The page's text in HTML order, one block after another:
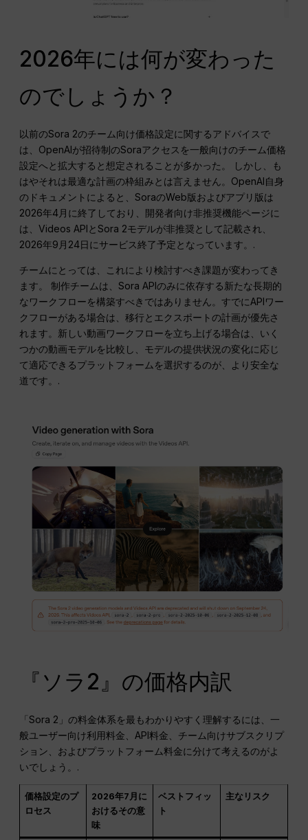
2026年には何が変わった
のでしょうか？
以前のSora 2のチーム向け価格設定に関するアドバイスで
は、OpenAIが招待制のSoraアクセスを一般向けのチーム価格
設定へと拡大すると想定されることが多かった。 しかし、も
はやそれは最適な計画の枠組みとは言えません。OpenAI自身
のドキュメントによると、SoraのWeb版およびアプリ版は
2026年4月に終了しており、開発者向け非推奨機能ページに
は、Videos APIとSora 2モデルが非推奨として記載され、
2026年9月24日にサービス終了予定となっています。.
チームにとっては、これにより検討すべき課題が変わってき
ます。 制作チームは、Sora APIのみに依存する新たな長期的
なワークフローを構築すべきではありません。すでにAPIワー
クフローがある場合は、移行とエクスポートの計画が優先さ
れます。新しい動画ワークフローを立ち上げる場合は、いく
つかの動画モデルを比較し、モデルの提供状況の変化に応じ
て適応できるプラットフォームを選択するのが、より安全な
道です。.
『ソラ2』の価格内訳
「Sora 2」の料金体系を最もわかりやすく理解するには、一
般ユーザー向け利用料金、API料金、チーム向けサブスクリプ
ション、およびプラットフォーム料金に分けて考えるのがよ
いでしょう。.
価格設定のプ
ロセス
2026年7月に
おけるその意
味
ベストフィッ
ト
主なリスク